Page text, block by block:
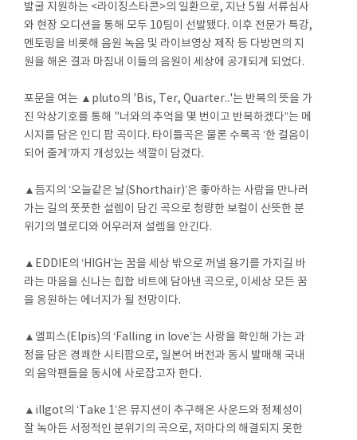
발굴 지원하는 <라이징스타콘>의 일환으로, 지난 5월 서류심사
와 현장 오디션을 통해 모두 10팀이 선발됐다. 이후 전문가 특강,
멘토링을 비롯해 음원 녹음 및 라이브영상 제작 등 다방면의 지
원을 해온 결과 마침내 이들의 음원이 세상에 공개되게 되었다.
포문을 여는 ▲pluto의 'Bis, Ter, Quarter..'는 반복의 뜻을 가
진 악상기호를 통해 "너와의 추억을 몇 번이고 반복하겠다”는 메
시지를 담은 인디 팝 곡이다. 타이틀곡은 물론 수록곡 ‘한 걸음이
되어 줄게’까지 개성있는 색깔이 담겼다.
▲듬지의 ‘오늘같은 날(Shorthair)’은 좋아하는 사람을 만나러
가는 길의 풋풋한 설렘이 담긴 곡으로 청량한 보컬이 산뜻한 분
위기의 멜로디와 어우러져 설렘을 안긴다.
▲EDDIE의 ‘HIGH’는 꿈을 세상 밖으로 꺼낼 용기를 가지길 바
라는 마음을 신나는 힙합 비트에 담아낸 곡으로, 이세상 모든 꿈
을 응원하는 에너지가 될 전망이다.
▲엘피스(Elpis)의 ‘Falling in love’는 사랑을 확인해 가는 과
정을 담은 경쾌한 시티팝으로, 일본어 버전과 동시 발매해 국내
외 음악팬들을 동시에 사로잡고자 한다.
▲illgot의 ‘Take 1’은 뮤지션이 추구해온 사운드와 정체성이
잘 녹아든 서정적인 분위기의 곡으로, 저마다의 해결되지 못한